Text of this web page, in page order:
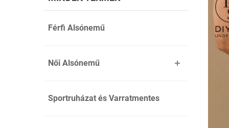
Férfi Alsónemű
Női Alsónemű
Sportruházat és Varratmentes